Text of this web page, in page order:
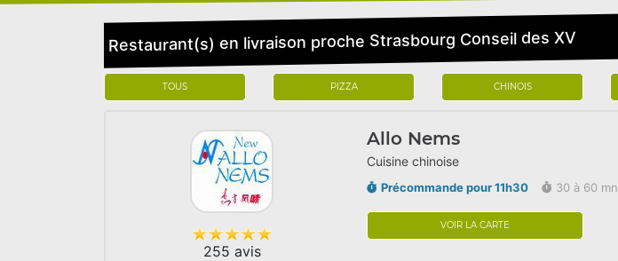
Restaurant(s) en livraison proche Strasbourg Conseil des XV
TOUS PIZZA CHINOIS
255 avis
Allo Nems
Cuisine chinoise
Précommande pour 11h30 30 à 60 mn
VOIR LA CARTE